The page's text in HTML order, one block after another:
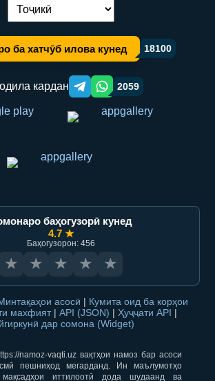
Иваз кардани забон:
ба хатчӯб илова кунед 18100
кардан Telegram orqali ulashish
WhatsApp orqali ulashish
2059
баҳогузорӣ кунед
4.7 ★
Баҳогузорон: 456
★ ★ ★ ★ ★
асосӣ | Кумита оид ба корҳои
махфият | API (JSON) | Ҳуҷҷати API |
дар сомона (Widget)
namoz-vaqti.uz вақтҳои намоз бар асоси
пешниҳод мегарданд. Ин маълумотҳо
иттилоотӣ дода шудаанд ва